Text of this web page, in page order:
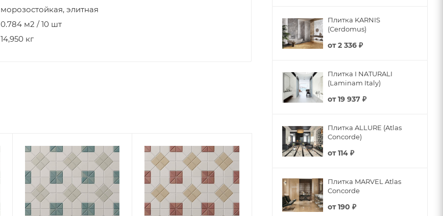
морозостойкая, элитная
0.784 м2 / 10 шт
14,950 кг
Плитка KARNIS
(Cerdomus)
от2 336 ₽
Плитка I NATURALI
(Laminam Italy)
от19 937 ₽
Плитка ALLURE (Atlas
Concorde)
от114 ₽
Плитка MARVEL Atlas
Concorde
от190 ₽